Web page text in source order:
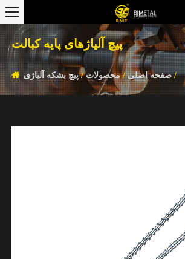
پیچ آلیاژهای پایه کبالت
صفحه اصلی/محصولات/پیچ بشکه آلیاژی /